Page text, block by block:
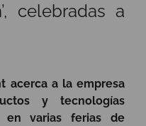
celebradas a
acerca a la empresa
y tecnologías
en varias ferias de